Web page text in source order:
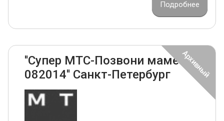
Подробнее
''Супер МТС-Позвони маме
082014'' Санкт-Петербург